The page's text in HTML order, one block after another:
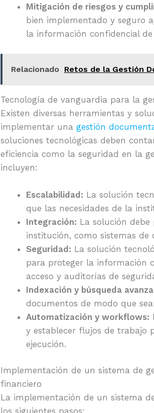
Mitigación de riesgos y
bien implementado y seguro
la información confidencial
Relacionado Retos de la Gestión
Tecnología de vanguardia para la
Existen diversas herramientas y
implementar una gestión
soluciones tecnológicas deben
eficiencia como la seguridad en la
incluyen:
Escalabilidad: La solución
que las necesidades de la
Integración: La solución
institución, como sistemas de
Seguridad: La solución
para proteger la información
acceso y auditorías de
Indexación y búsqueda
documentos de modo que
Automatización y workflows:
y establecer flujos de trabajo
ejecución.
Implementación de un sistema de
financiero
La implementación de un sistema